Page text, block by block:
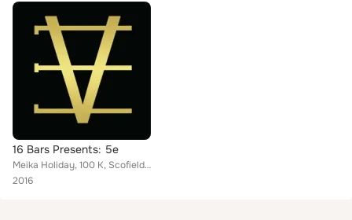
16 Bars Presents: 5e
Meika Holiday, 100 K, Scofield, Stretch Turner, I$h, Jae Lejit, IV, Ras Kofi, A.B Rava, Elaztic
2016